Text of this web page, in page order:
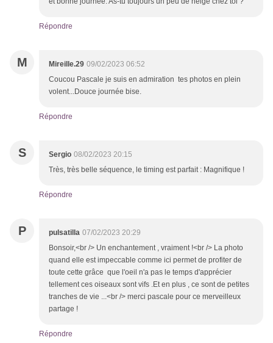
Répondre
M Mireille.29 09/02/2023 06:52
Coucou Pascale je suis en admiration tes photos en plein
volent...Douce journée bise.
Répondre
S Sergio 08/02/2023 20:15
Très, très belle séquence, le timing est parfait : Magnifique !
Répondre
P pulsatilla 07/02/2023 20:29
Bonsoir,<br /> Un enchantement , vraiment !<br /> La photo
quand elle est impeccable comme ici permet de profiter de
toute cette grâce que l'oeil n'a pas le temps d'apprécier
tellement ces oiseaux sont vifs .Et en plus , ce sont de petites
tranches de vie ...<br /> merci pascale pour ce merveilleux
partage !
Répondre